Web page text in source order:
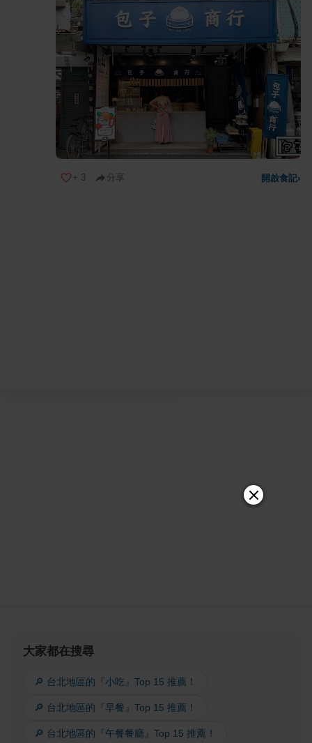
+ 3 分享 開啟食記›
大家都在搜尋
🔎 台北地區的『小吃』Top 15 推薦！
🔎 台北地區的『早餐』Top 15 推薦！
🔎 台北地區的『午餐餐廳』Top 15 推薦！